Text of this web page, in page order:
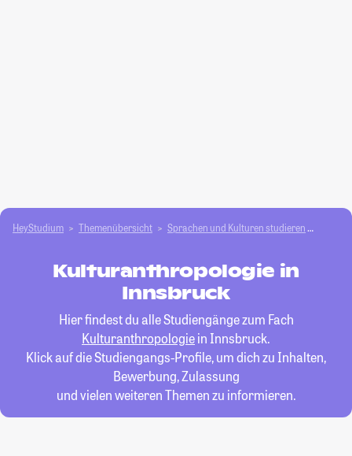
HeyStudium Themenübersicht Sprachen und Kulturen studieren
Kulturanthropologie in
Innsbruck
Hier findest du alle Studiengänge zum Fach
Kulturanthropologiein Innsbruck.
Klick auf die Studiengangs-Profile, um dich zu Inhalten,
Bewerbung, Zulassung
und vielen weiteren Themen zu informieren.